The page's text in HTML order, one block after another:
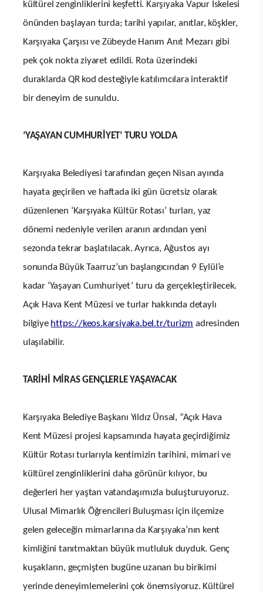
kültürel zenginliklerini keşfetti. Karşıyaka Vapur İskelesi
önünden başlayan turda; tarihi yapılar, anıtlar, köşkler,
Karşıyaka Çarşısı ve Zübeyde Hanım Anıt Mezarı gibi
pek çok nokta ziyaret edildi. Rota üzerindeki
duraklarda QR kod desteğiyle katılımcılara interaktif
bir deneyim de sunuldu.
‘YAŞAYAN CUMHURİYET’ TURU YOLDA
Karşıyaka Belediyesi tarafından geçen Nisan ayında
hayata geçirilen ve haftada iki gün ücretsiz olarak
düzenlenen ‘Karşıyaka Kültür Rotası’ turları, yaz
dönemi nedeniyle verilen aranın ardından yeni
sezonda tekrar başlatılacak. Ayrıca, Ağustos ayı
sonunda Büyük Taarruz’un başlangıcından 9 Eylül’e
kadar ‘Yaşayan Cumhuriyet’ turu da gerçekleştirilecek.
Açık Hava Kent Müzesi ve turlar hakkında detaylı
bilgiye https://keos.karsiyaka.bel.tr/turizm adresinden
ulaşılabilir.
TARİHİ MİRAS GENÇLERLE YAŞAYACAK
Karşıyaka Belediye Başkanı Yıldız Ünsal, “Açık Hava
Kent Müzesi projesi kapsamında hayata geçirdiğimiz
Kültür Rotası turlarıyla kentimizin tarihini, mimari ve
kültürel zenginliklerini daha görünür kılıyor, bu
değerleri her yaştan vatandaşımızla buluşturuyoruz.
Ulusal Mimarlık Öğrencileri Buluşması için ilçemize
gelen geleceğin mimarlarına da Karşıyaka’nın kent
kimliğini tanıtmaktan büyük mutluluk duyduk. Genç
kuşakların, geçmişten bugüne uzanan bu birikimi
yerinde deneyimlemelerini çok önemsiyoruz. Kültürel